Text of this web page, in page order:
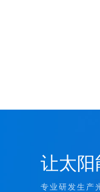
让太阳
专业研发生产